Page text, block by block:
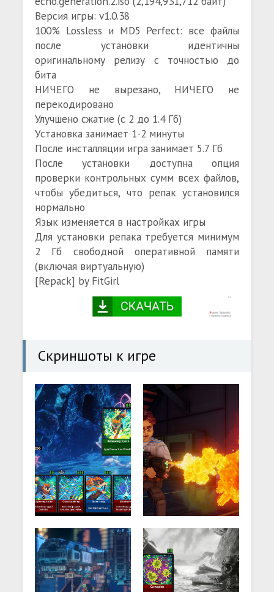
Версия игры: v1.0.38
100% Lossless и MD5 Perfect: все файлы
после установки идентичны
оригинальному релизу с точностью до
бита
НИЧЕГО не вырезано, НИЧЕГО не
перекодировано
Улучшено сжатие (с 2 до 1.4 Гб)
Установка занимает 1-2 минуты
После инсталляции игра занимает 5.7 Гб
После установки доступна опция
проверки контрольных сумм всех файлов,
чтобы убедиться, что репак установился
нормально
Язык изменяется в настройках игры
Для установки репака требуется минимум
2 Гб свободной оперативной памяти
(включая виртуальную)
[Repack] by FitGirl
Скриншоты к игре